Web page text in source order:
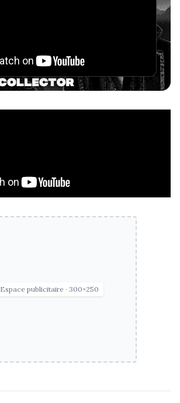
Espace publicitaire · 300×250